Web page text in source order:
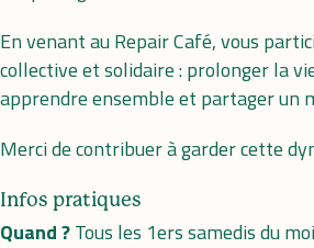
En venant au Repair Café, vous
collective et solidaire : prolonger la
apprendre ensemble et partager un
Merci de contribuer à garder cette
Infos pratiques
Quand ?Tous les 1ers samedis du